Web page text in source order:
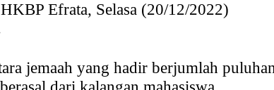
Efrata, Selasa (20/12/2022)
jemaah yang hadir berjumlah